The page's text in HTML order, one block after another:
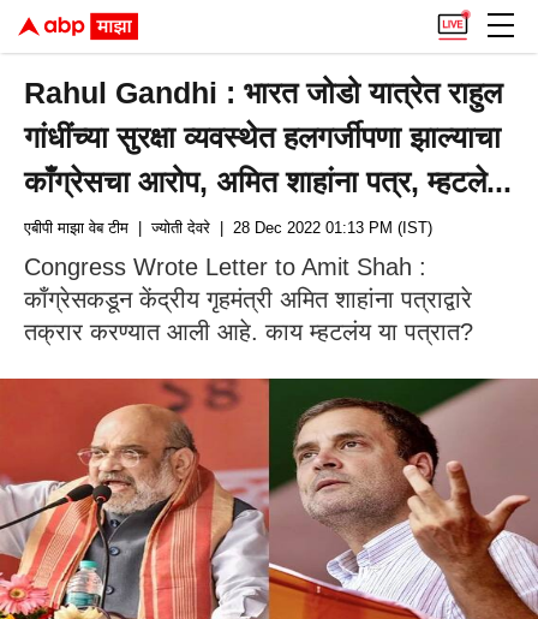
Rahul Gandhi : भारत जोडो यात्रेत राहुल
गांधींच्या सुरक्षा व्यवस्थेत हलगर्जीपणा झाल्याचा
काँग्रेसचा आरोप, अमित शाहांना पत्र, म्हटले...
एबीपी माझा वेब टीम | ज्योती देवरे | 28 Dec 2022 01:13 PM (IST)
Congress Wrote Letter to Amit Shah :
काँग्रेसकडून केंद्रीय गृहमंत्री अमित शाहांना पत्राद्वारे
तक्रार करण्यात आली आहे. काय म्हटलंय या पत्रात?